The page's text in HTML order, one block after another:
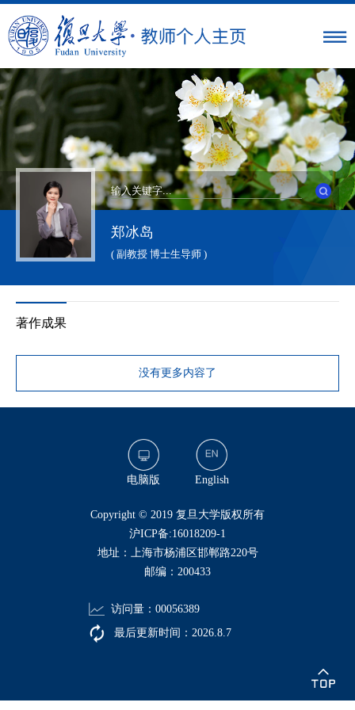
郑冰岛
( 副教授 博士生导师 )
著作成果
没有更多内容了
电脑版 English
​Copyright © 2019 复旦大学版权所有
沪ICP备:16018209-1
地址：上海市杨浦区邯郸路220号
邮编：200433
访问量： 00056389
最后更新时间： 2026 8 7